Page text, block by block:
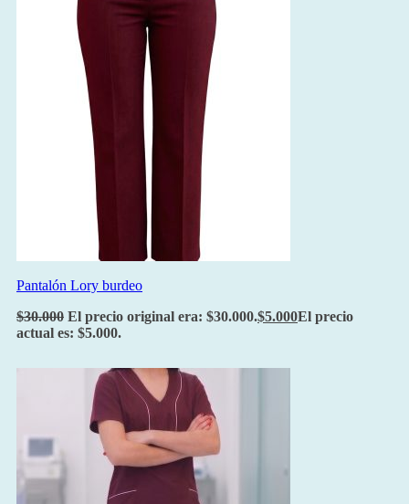
Pantalón Lory burdeo
$30.000 El precio original era: $30.000.$5.000El precio
actual es: $5.000.